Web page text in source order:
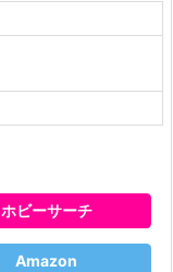
ホビーサーチ
Amazon